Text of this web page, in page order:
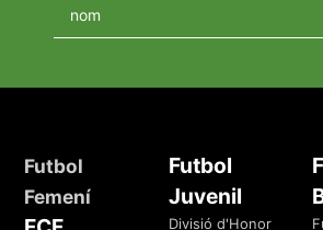
Futbol
Femení
Futbol
Juvenil
Divisió d'Honor